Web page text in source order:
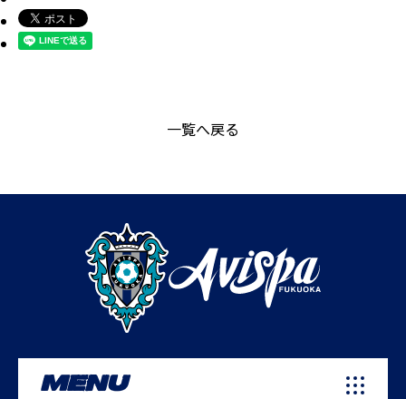
一覧へ戻る
MENU